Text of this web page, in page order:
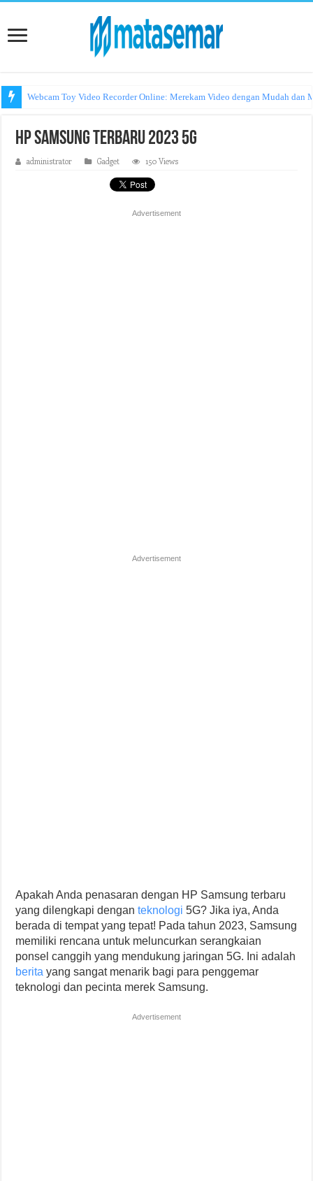
Webcam Toy Video Recorder Online: Merekam Video dengan Mudah dan
HP Samsung Terbaru 2023 5G
administrator Gadget 150 Views
Advertisement
Advertisement
Apakah Anda penasaran dengan HP Samsung terbaru
yang dilengkapi denganteknologi 5G? Jika iya, Anda
berada di tempat yang tepat! Pada tahun 2023, Samsung
memiliki rencana untuk meluncurkan serangkaian
ponsel canggih yang mendukung jaringan 5G. Ini adalah
berita yang sangat menarik bagi para penggemar
teknologi dan pecinta merek Samsung.
Advertisement